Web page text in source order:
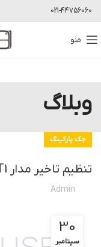
021-44756060
منو
وبلاگ
جک پارکینگ
تنظیم تاخیر مدار CT1 جک وی تو؛ راهنمای عملیاتی
Admin
30
سپتامبر